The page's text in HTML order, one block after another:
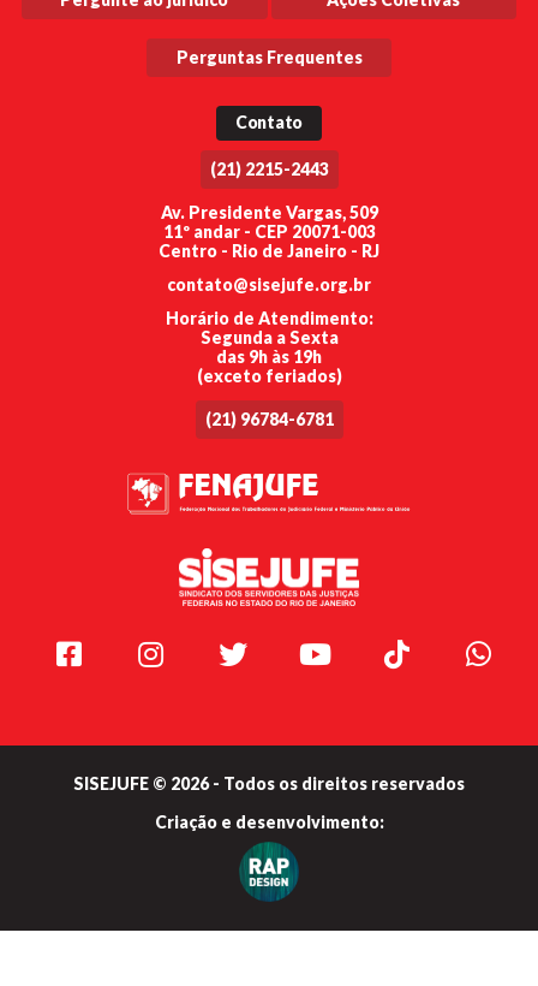
Perguntas Frequentes
Contato
(21) 2215-2443
Av. Presidente Vargas, 509
11º andar - CEP 20071-003
Centro - Rio de Janeiro - RJ
contato@sisejufe.org.br
Horário de Atendimento:
Segunda a Sexta
das 9h às 19h
(exceto feriados)
(21) 96784-6781
Facebook Instagram Twitter Youtube TikTok
SISEJUFE © 2026 - Todos os direitos reservados
Criação e desenvolvimento: